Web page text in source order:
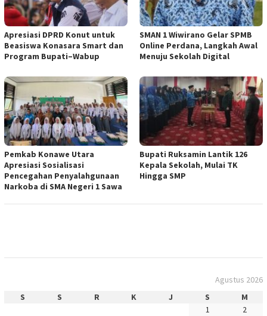
Apresiasi DPRD Konut untuk
Beasiswa Konasara Smart dan
Program Bupati–Wabup
SMAN 1 Wiwirano Gelar SPMB
Online Perdana, Langkah Awal
Menuju Sekolah Digital
Pemkab Konawe Utara
Apresiasi Sosialisasi
Pencegahan Penyalahgunaan
Narkoba di SMA Negeri 1 Sawa
Bupati Ruksamin Lantik 126
Kepala Sekolah, Mulai TK
Hingga SMP
Agustus 2026
S
S R K J S
M
1
2